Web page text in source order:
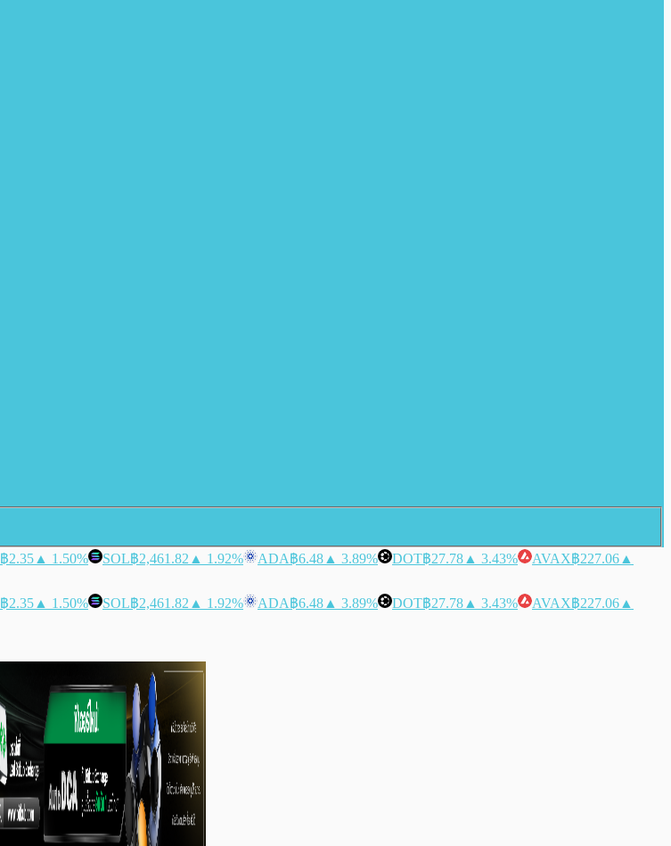
฿2.35 ▲ 1.50% SOL฿2,461.82 ▲ 1.92% ADA฿6.48 ▲ 3.89% DOT฿27.78 ▲ 3.43% AVAX฿227.06 ▲
฿2.35 ▲ 1.50% SOL฿2,461.82 ▲ 1.92% ADA฿6.48 ▲ 3.89% DOT฿27.78 ▲ 3.43% AVAX฿227.06 ▲